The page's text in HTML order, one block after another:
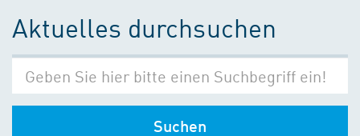
Aktuelles durchsuchen
Suchen